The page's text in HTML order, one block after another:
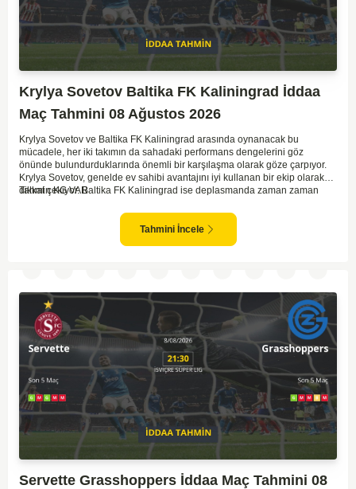
Krylya Sovetov Baltika FK Kaliningrad İddaa
Maç Tahmini 08 Ağustos 2026
Krylya Sovetov ve Baltika FK Kaliningrad arasında oynanacak bu
mücadele, her iki takımın da sahadaki performans dengelerini göz
önünde bulundurduklarında önemli bir karşılaşma olarak göze çarpıyor.
Krylya Sovetov, genelde ev sahibi avantajını iyi kullanan bir ekip olarak
dikkat çekiyor. Baltika FK Kaliningrad ise deplasmanda zaman zaman
ve seyirci desteğini arkasına alarak gol yollarında etkili olması, maçın
seyrini değiştirebilecek bir faktör olarak değerlendiriliyor. Bununla birlikte,
Baltika'nın savunma direncini kırabilmesi, maçı daha heyecanlı hale
Tahmin KG VAR
Tahmini İncele
Servette Grasshoppers İddaa Maç Tahmini 08